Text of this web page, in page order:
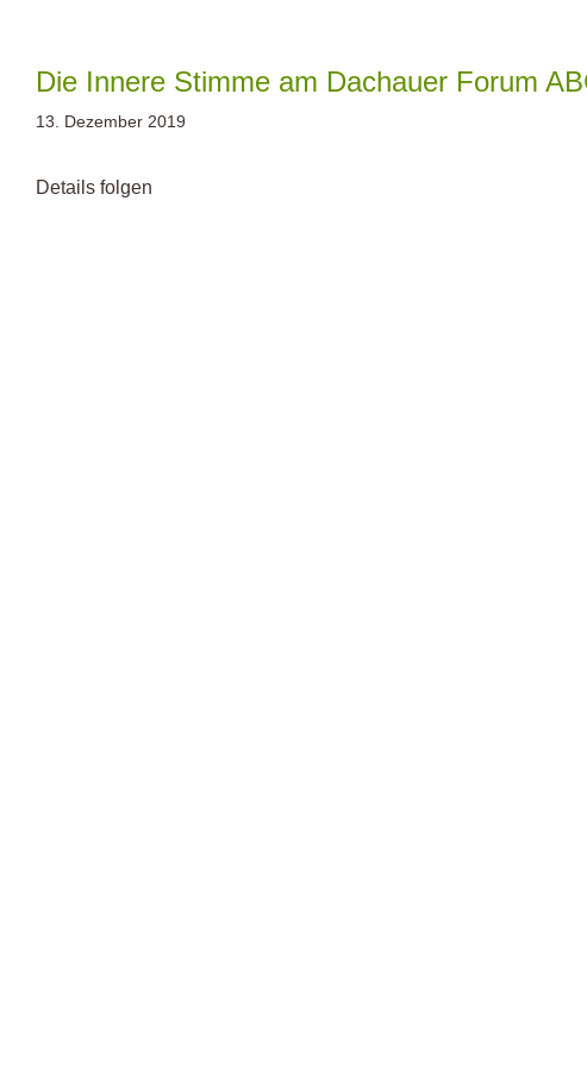
springenDie Innere Stimme am Dachauer Forum
13. Dezember 2019
Details folgen